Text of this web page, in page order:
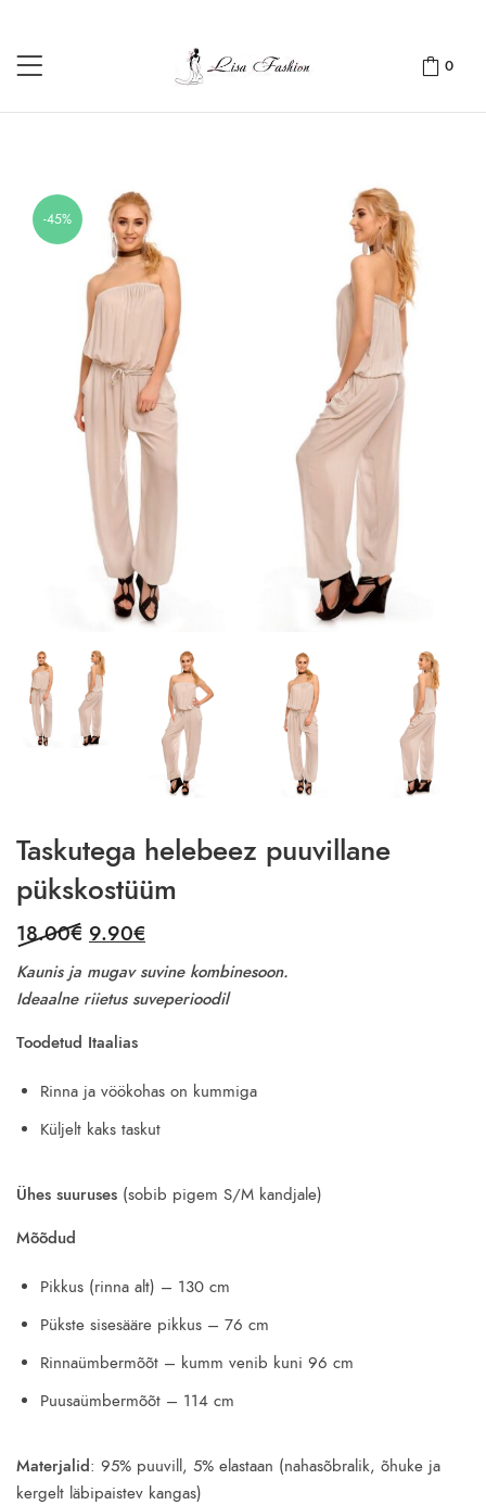
0
-45%
Taskutega helebeez puuvillane
pükskostüüm
18.00€ Original
was:
9.90€
price
9.90€.
Kaunis ja mugav suvine kombinesoon.
Ideaalne riietus suveperioodil
Toodetud Itaalias
Rinna ja vöökohas on kummiga
Küljelt kaks taskut
Ühes suuruses (sobib pigem S/M kandjale)
Mõõdud
Pikkus (rinna alt) – 130 cm
Pükste sisesääre pikkus – 76 cm
Rinnaümbermõõt – kumm venib kuni 96 cm
Puusaümbermõõt – 114 cm
Materjalid: 95% puuvill, 5% elastaan (nahasõbralik, õhuke ja
kergelt läbipaistev kangas)